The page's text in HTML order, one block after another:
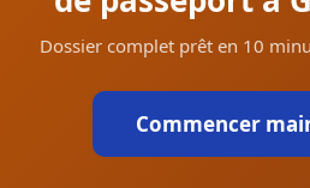
Dossier complet prêt en 10
Commencer